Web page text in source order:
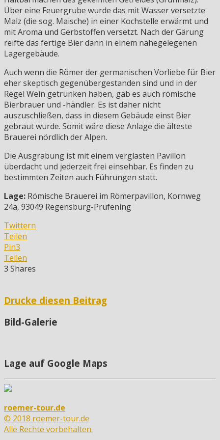
Über eine Feuergrube wurde das mit Wasser versetzte
Malz (die sog. Maische) in einer Kochstelle erwärmt und
mit Aroma und Gerbstoffen versetzt. Nach der Gärung
reifte das fertige Bier dann in einem nahegelegenen
Lagergebäude.
Auch wenn die Römer der germanischen Vorliebe für Bier
eher skeptisch gegenübergestanden sind und in der
Regel Wein getrunken haben, gab es auch römische
Bierbrauer und -händler. Es ist daher nicht
auszuschließen, dass in diesem Gebäude einst Bier
gebraut wurde. Somit wäre diese Anlage die älteste
Brauerei nördlich der Alpen.
Die Ausgrabung ist mit einem verglasten Pavillon
überdacht und jederzeit frei einsehbar. Es finden zu
bestimmten Zeiten auch Führungen statt.
Lage: Römische Brauerei im Römerpavillon, Kornweg
24a, 93049 Regensburg-Prüfening
Twittern
Teilen
Pin3
Teilen
3 Shares
Drucke diesen Beitrag
Bild-Galerie
Lage auf Google Maps
roemer-tour.de
© 2018 roemer-tour.de
Alle Rechte vorbehalten.